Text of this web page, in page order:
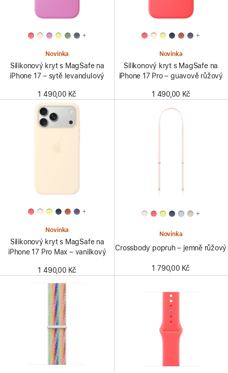
+
Novinka
Silikonový kryt s MagSafe na
iPhone 17 – sytě levandulový
1 490,00 Kč
+
Novinka
Silikonový kryt s MagSafe na
iPhone 17 Pro – guavově růžový
1 490,00 Kč
+
Novinka
Silikonový kryt s MagSafe na
iPhone 17 Pro Max – vanilkový
1 490,00 Kč
+
Novinka
Crossbody popruh – jemně růžový
1 790,00 Kč